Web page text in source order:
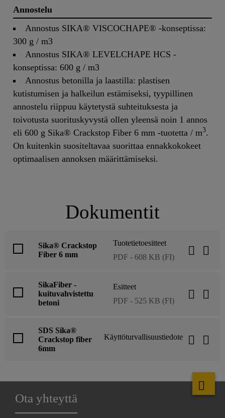
Annostelu
Annostus SIKA® VISCOCHAPE® -konseptissa:
300 g / m3
Annostus SIKA® LEVELCHAPE HCS -
konseptissa: 600 g / m3
Annostus betonilla ja laastilla: plastisen
kutistumisen ja halkeilun estämiseksi, tyypillinen
annostelu riippuu käytetystä suhteituksesta ja
toivotusta suorituskyvystä ollen yleensä noin 1 annos
eli 600 g Sika® Crackstop Fiber 6 mm -tuotetta / m3.
On kuitenkin suositeltavaa suorittaa ennakkokokeet
optimaalisen annoksen määrittämiseksi.
Dokumentit
Sika® Crackstop
Fiber 6 mm
Tuotetietoesitteet
PDF - 608 KB (FI)
SikaFiber -
kuituvahvistettu
betoni
Esitteet
PDF - 525 KB (FI)
SDS Sika®
Crackstop fiber
6mm
Käyttöturvallisuustiedote
Ota yhteyttä